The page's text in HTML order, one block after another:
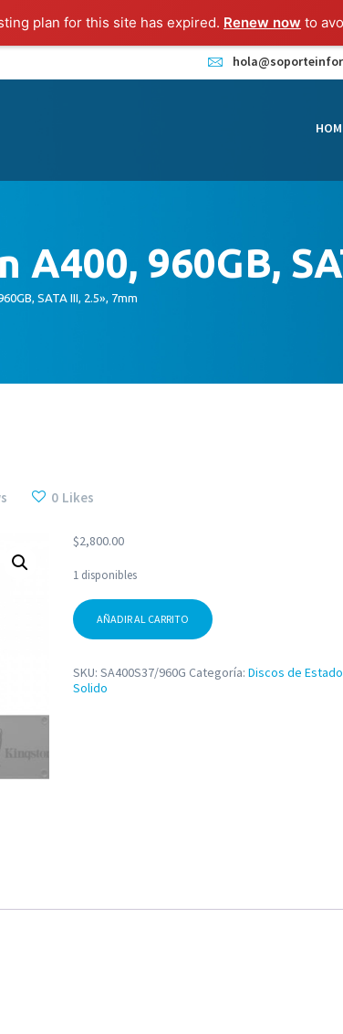
plan for this site has expired. Renew now to
A400, 960GB,
SATA III, 2.5», 7mm
HOME
0 Likes
$2,800.00
1 disponibles
SSD
Kingston
A400,
SATA
III,
AÑADIR AL CARRITO
SKU: SA400S37/960G Categoría: Discos de Estado
Solido